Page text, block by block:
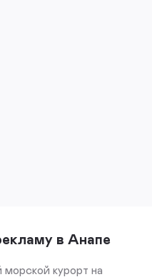
в Анапе
курорт на